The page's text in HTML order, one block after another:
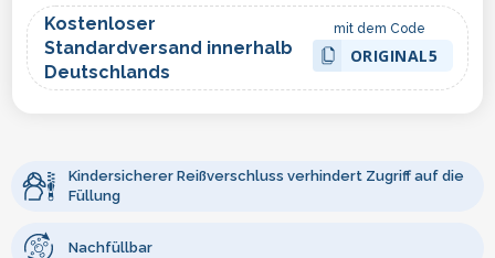
Kostenloser
Standardversand innerhalb
Deutschlands
mit dem Code
ORIGINAL5
Kindersicherer Reißverschluss verhindert Zugriff auf die
Füllung
Nachfüllbar